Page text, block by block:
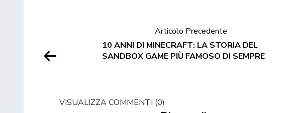
Articolo Precedente
10 ANNI DI MINECRAFT: LA STORIA DEL
SANDBOX GAME PIÙ FAMOSO DI SEMPRE
VISUALIZZA COMMENTI (0)